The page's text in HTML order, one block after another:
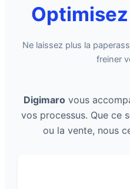
Ne laissez plus la
freiner
Digimaro vous
vos processus. Que ce
ou la vente, nous